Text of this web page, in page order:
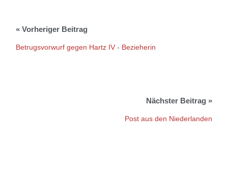
Betrugsvorwurf gegen Hartz IV - Bezieherin
Post aus den Niederlanden